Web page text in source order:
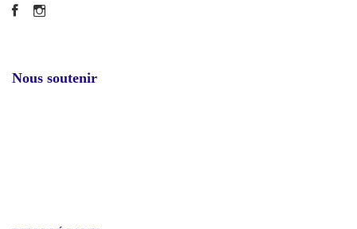
Facebook
Instagram
Nous soutenir